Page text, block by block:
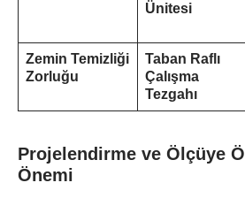
Ünitesi
Zemin Temizliği
Zorluğu
Taban Raflı
Çalışma
Tezgahı
Projelendirme ve Ölçüye
Önemi